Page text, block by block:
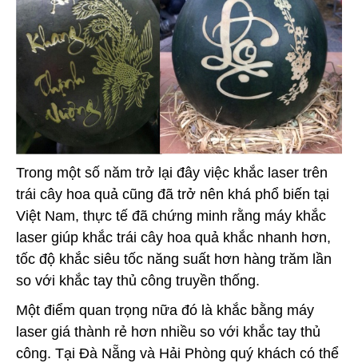
Trong một số năm trở lại đây việc khắc laser trên
trái cây hoa quả cũng đã trở nên khá phổ biến tại
Việt Nam, thực tế đã chứng minh rằng máy khắc
laser giúp khắc trái cây hoa quả khắc nhanh hơn,
tốc độ khắc siêu tốc năng suất hơn hàng trăm lần
so với khắc tay thủ công truyền thống.
Một điểm quan trọng nữa đó là khắc bằng máy
laser giá thành rẻ hơn nhiều so với khắc tay thủ
công. Tại Đà Nẵng và Hải Phòng quý khách có thể